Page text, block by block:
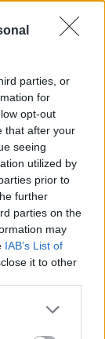
parties, or
for
opt-out
that after your
seeing
utilized by
prior to
further
parties on the
may
IAB’s List of
it to other
Google
κατεύθυνση
εταιρείας
ενώ ποτέ
timing
τις